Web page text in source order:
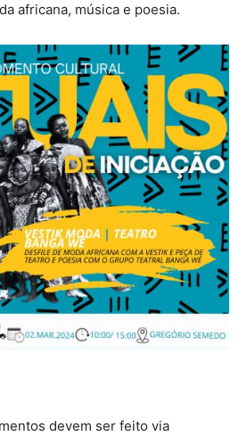
africana, música e poesia.
devem ser feito via